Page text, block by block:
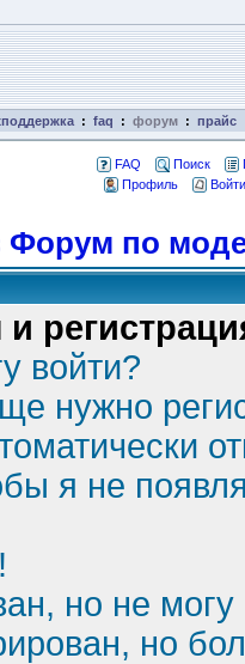
: faq : форум : прайс
FAQ Поиск
Профиль
по
войти?
нужно
я не
но не могу
но